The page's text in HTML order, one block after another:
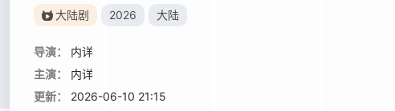
大陆剧 2026 大陆
导演：
内详
主演：
内详
更新：
2026-06-10 21:15